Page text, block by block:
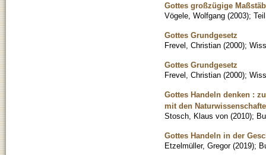
Gottes großzügige
Vögele, Wolfgang (2003);
Gottes Grundgesetz
Frevel, Christian (2000);
Gottes Grundgesetz
Frevel, Christian (2000);
Gottes Handeln denken :
mit den
Stosch, Klaus von (2010);
Gottes Handeln in der
Etzelmüller, Gregor (2019);